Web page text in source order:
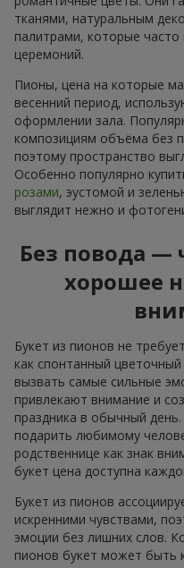
тканями, натуральным
палитрами, которые
церемоний.
Пионы, цена на которые
весенний период,
оформлении зала.
композициям объёма без
поэтому пространство
Особенно популярно
розами, эустомой и
выглядит нежно и
Без повода —
хорошее
Букет из пионов не
как спонтанный
вызвать самые сильные
привлекают внимание и
праздника в обычный
подарить любимому
родственнице как знак
букет цена доступна
Букет из пионов
искренними чувствами,
эмоции без лишних слов.
пионов букет может быть